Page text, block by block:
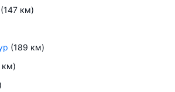
(147 км)
(189 км)
км)